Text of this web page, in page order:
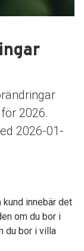
2026.
2026-01-
innebär det
om du bor i
du bor i villa